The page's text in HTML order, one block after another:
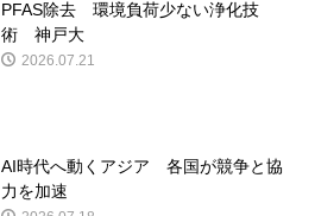
PFAS除去 環境負荷少ない浄化技
術 神戸大
2026.07.21
AI時代へ動くアジア 各国が競争と協
力を加速